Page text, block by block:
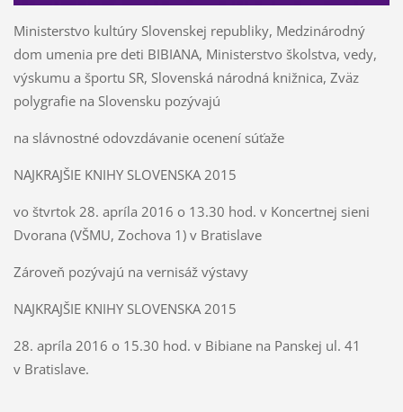
Ministerstvo kultúry Slovenskej republiky, Medzinárodný
dom umenia pre deti BIBIANA, Ministerstvo školstva, vedy,
výskumu a športu SR, Slovenská národná knižnica, Zväz
polygrafie na Slovensku pozývajú
na slávnostné odovzdávanie ocenení súťaže
NAJKRAJŠIE KNIHY SLOVENSKA 2015
vo štvrtok 28. apríla 2016 o 13.30 hod. v Koncertnej sieni
Dvorana (VŠMU, Zochova 1) v Bratislave
Zároveň pozývajú na vernisáž výstavy
NAJKRAJŠIE KNIHY SLOVENSKA 2015
28. apríla 2016 o 15.30 hod. v Bibiane na Panskej ul. 41
v Bratislave.